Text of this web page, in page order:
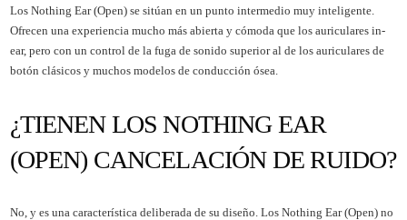
Los Nothing Ear (Open) se sitúan en un punto intermedio muy inteligente.
Ofrecen una experiencia mucho más abierta y cómoda que los auriculares in-
ear, pero con un control de la fuga de sonido superior al de los auriculares de
botón clásicos y muchos modelos de conducción ósea.
¿TIENEN LOS NOTHING EAR
(OPEN) CANCELACIÓN DE RUIDO?
No, y es una característica deliberada de su diseño. Los Nothing Ear (Open) no